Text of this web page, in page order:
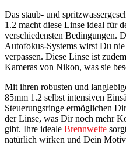
Das staub- und
1.2 macht diese Linse ideal für
verschiedensten Bedingungen.
Autofokus-Systems wirst Du
verpassen. Diese Linse ist
Kameras von Nikon, was sie
Mit ihren robusten und
85mm 1.2 selbst intensiven
Steuerungsringe ermöglichen
der Linse, was Dir noch mehr
gibt. Ihre ideale Brennweite
natürlich wirken und Dein